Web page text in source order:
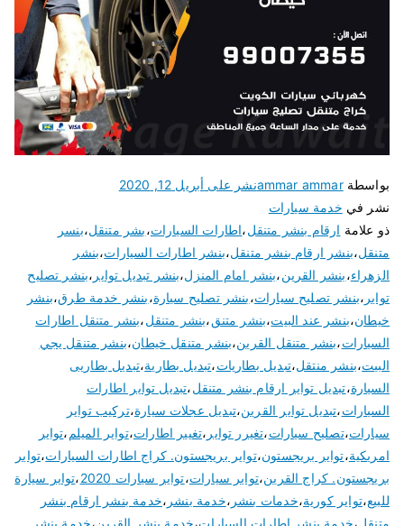
بواسطةammar ammarنشر على أبريل 12, 2020
نشر في خدمة سيارات
ذو علامة ارقام بنشر متنقل،اطارات السيارات،بشر متنقل،بنسر
متنقل،بنشر ارقام بنشر متنقل،بنشر اطارات السيارات،بنشر
الزهراء،بنشر القرين،بنشر امام المنزل،بنشر تبديل تواير ،بنشر تصليح
تواير ،بنشر تصليح سيارات،بنشر تصليح سيارة،بنشر خدمة طرق،بنشر
خيطان،بنشر عند البيت،بنشر متنق،بنشر متنقل،بنشر متنقل اطارات
السيارات،بنشر متنقل القرين،بنشر متنقل خيطان،بنشر متنقل يجي
البيت،بنشر منتقل،تبديل بطاريات،تبديل بطارية،تبديل بطاريى
السيارة،تبديل تواير ارقام بنشر متنقل،تبديل تواير اطارات
السيارات،تبديل تواير القرين،تبديل عجلات سيارة،تركيب تواير
سيارات،تصليح سيارات،تغيرر تواير ،تغيير اطارات،تواير الميلم،تواير
امريكية،تواير بريجستون،تواير بريجستون. كراج اطارات السيارات،تواير
بريجستون. كراج القرين،تواير سيارات،تواير سيارات 2020 ،تواير سيارة
للبيع،تواير كورية،خدمات بنشر ،خدمة بنشر ،خدمة بنشر ارقام بنشر